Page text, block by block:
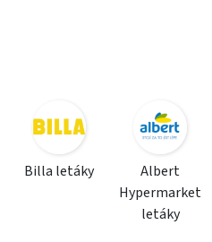
Billa letáky
Albert
Hypermarket
letáky